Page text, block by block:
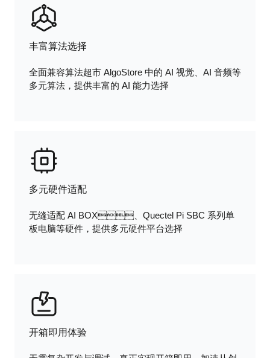
丰富算法选择
全面兼容算法超市 AlgoStore 中的 AI 视觉、AI 音频等
多元算法，提供丰富的 AI 能力选择
多元硬件适配
无缝适配 AI BOX、Quectel Pi SBC 系列单
板电脑等硬件，提供多元硬件平台选择
开箱即用体验